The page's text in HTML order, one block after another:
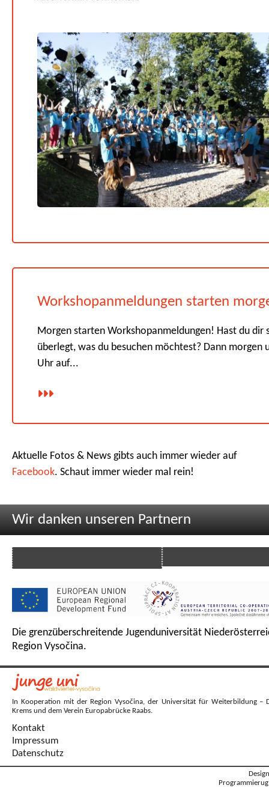
Workshopanmeldungen starten
Morgen starten Workshopanmeldungen! Hast du dir
überlegt, was du besuchen möchtest? Dann morgen
Uhr auf...
Aktuelle Fotos & News gibts auch immer wieder auf
Facebook. Schaut immer wieder mal rein!
Wir danken unseren Partnern
Die grenzüberschreitende Jugenduniversität
Region Vysočina.
In Kooperation mit der Region Vysočina, der Universität für Weiterbildung –
Krems und dem Verein Europabrücke Raabs.
Kontakt
Impressum
Datenschutz